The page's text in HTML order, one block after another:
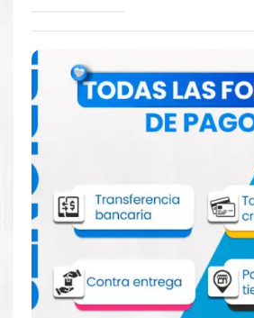
Comprar Toner Hp 312A
impresora Hp LaserJet Pro
Aprovecha nuestra experiencia y
productos. Tenemos promociones
visítanos hoy para encontrar la
impresoraHP, como elToner Hp 312A